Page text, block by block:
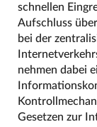
schnellen
Aufschluss
bei der
nehmen dabei
Gesetzen zur